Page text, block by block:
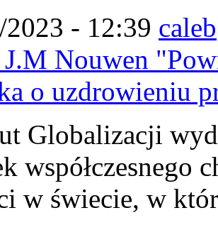
- 12:39 caleb
Nouwen
o uzdrowieniu
Globalizacji
współczesnego
w świecie, w